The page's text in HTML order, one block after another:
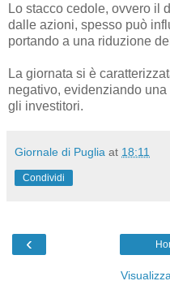
Lo stacco cedole, ovvero il
dalle azioni, spesso può
portando a una riduzione
La giornata si è
negativo, evidenziando
gli investitori.
Giornale di Puglia at 18:11
Condividi
‹